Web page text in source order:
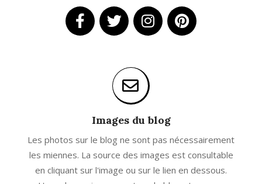
Images du blog
Les photos sur le blog ne sont pas nécessairement
les miennes. La source des images est consultable
en cliquant sur l'image ou sur le lien en dessous.